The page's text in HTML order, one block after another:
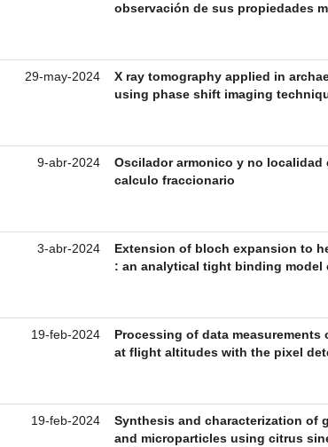
observación de sus propiedades
29-may-2024
X ray tomography applied in
using phase shift imaging
9-abr-2024
Oscilador armonico y no localidad
calculo fraccionario
3-abr-2024
Extension of bloch expansion to
: an analytical tight binding model
19-feb-2024
Processing of data
at flight altitudes with the pixel
19-feb-2024
Synthesis and characterization of
and microparticles using citrus